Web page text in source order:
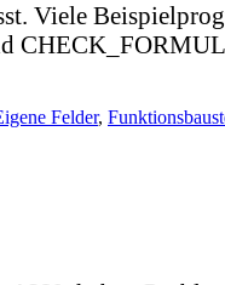
Viele
Felder,